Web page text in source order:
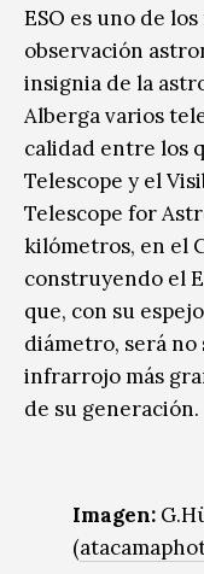
ESO es uno de
observación
insignia de la
Alberga varios
calidad entre los
Telescope y el
Telescope for
kilómetros, en el
construyendo el
que, con su
diámetro, será no
infrarrojo más
de su generación.
Imagen:
(